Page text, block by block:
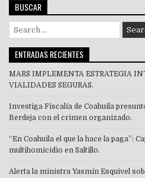
BUSCAR
Search
for:
ENTRADAS RECIENTES
MARS IMPLEMENTA ESTRATEGIA
VIALIDADES SEGURAS.
Investiga Fiscalía de Coahuila
Berdeja con el crimen organizado.
“En Coahuila el que la hace la paga”:
multihomicidio en Saltillo.
Alerta la ministra Yasmín Esquivel